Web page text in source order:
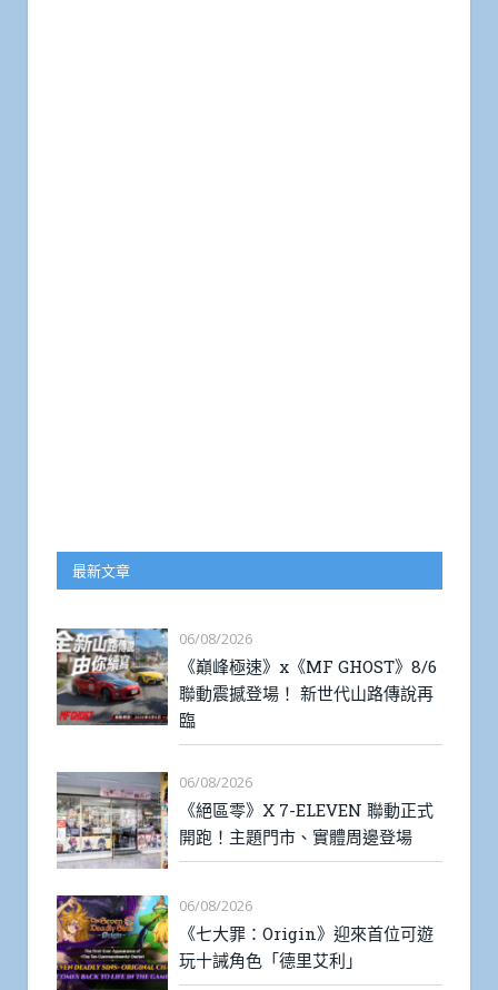
最新文章
06/08/2026
《巔峰極速》x《MF GHOST》8/6
聯動震撼登場！ 新世代山路傳說再
臨
06/08/2026
《絕區零》X 7-ELEVEN 聯動正式
開跑！主題門市、實體周邊登場
06/08/2026
《七大罪：Origin》迎來首位可遊
玩十誡角色「德里艾利」